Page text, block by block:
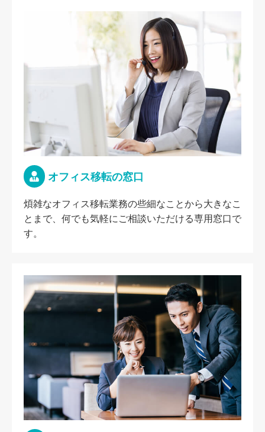
オフィス移転の窓口
煩雑なオフィス移転業務の些細なことから大きなこ
とまで、何でも気軽にご相談いただける専用窓口で
す。